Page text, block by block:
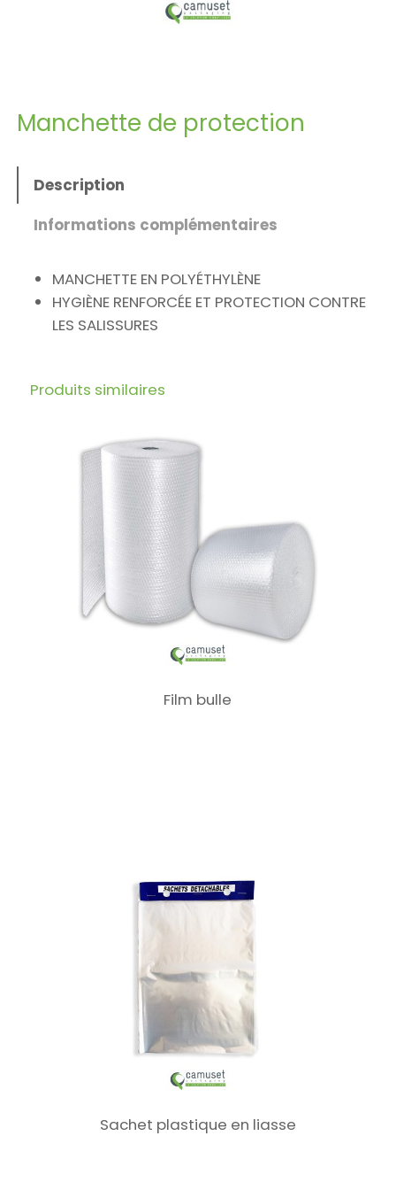
Manchette de protection
Description
Informations complémentaires
MANCHETTE EN POLYÉTHYLÈNE
HYGIÈNE RENFORCÉE ET PROTECTION CONTRE
LES SALISSURES
Produits similaires
Film bulle
Sachet plastique en liasse